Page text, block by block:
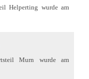
Helperting wurde am
Murn wurde am